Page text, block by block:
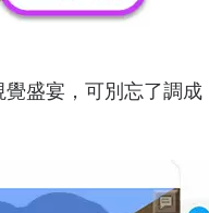
盛宴，可別忘了調成